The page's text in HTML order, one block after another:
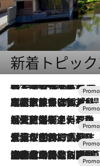
新着トピッ
2026.8.7
【トンボの足水浴】ヒノキの香りに包まれて涼感マックス！約13℃の湧水かけ流しを避暑地「星野温泉 トンボの湯」で体験
2026.7.31
【ホテル帰省】という選択肢をOMOが提案。家族とほどよい距離を保つには「昼は実家、夜は気兼ねなくホテルで！」
2026.7.24
【夏限定ディナーコース】旬を迎える稚鮎や花ズッキーニなどをイタリア・トスカーナの郷土料理の手法で満喫！
2026.7.17
「土佐和ハーブかき氷」がOMO7高知に登場！生姜、山椒、大葉など目にも舌にも涼を呼ぶ郷土の味
2026.7.10
NEW OPEN！【界 草津】名湯の地に誕生。趣の異なる2種の温泉と上州ならではの会席・蕎麦割烹など美食を味わう究極の癒やし旅